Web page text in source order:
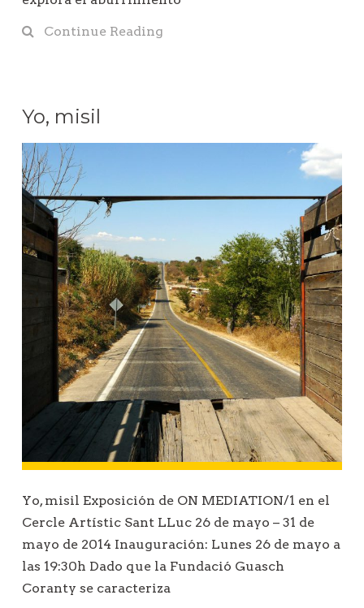
Continue Reading
Yo, misil
Yo, misil Exposición de ON MEDIATION/1 en el
Cercle Artístic Sant LLuc 26 de mayo – 31 de
mayo de 2014 Inauguración: Lunes 26 de mayo a
las 19:30h Dado que la Fundació Guasch
Coranty se caracteriza